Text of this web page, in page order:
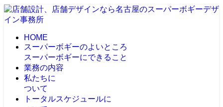
HOME
スーパーボギーのよいところ
スーパーボギーにできること
業務の内容
私たちに
ついて
トータルスケジュールに